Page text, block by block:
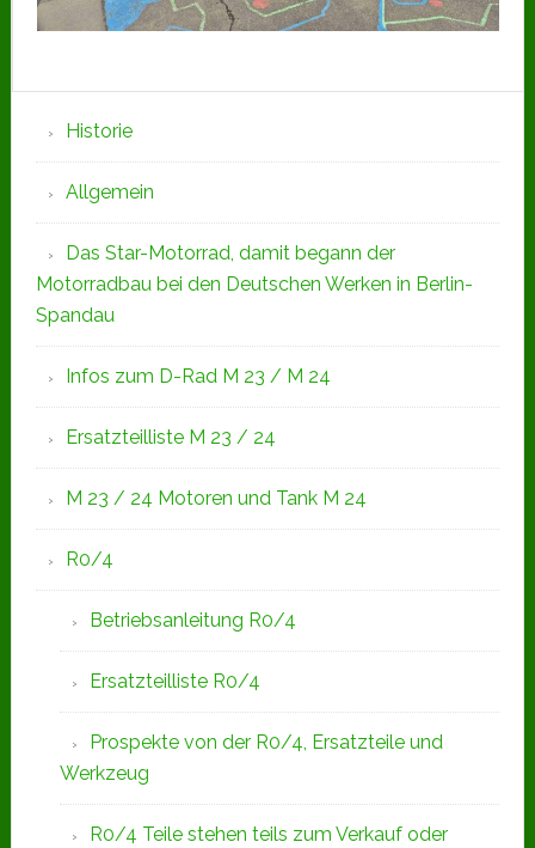
Seitenspalte
Historie
Allgemein
Das Star-Motorrad, damit begann der
Motorradbau bei den Deutschen Werken in Berlin-
Spandau
Infos zum D-Rad M 23 / M 24
Ersatzteilliste M 23 / 24
M 23 / 24 Motoren und Tank M 24
R0/4
Betriebsanleitung R0/4
Ersatzteilliste R0/4
Prospekte von der R0/4, Ersatzteile und
Werkzeug
R0/4 Teile stehen teils zum Verkauf oder